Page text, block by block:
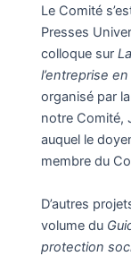
Le Comité
Presses
colloque sur
l’entreprise
organisé par
notre Comité,
auquel le
membre du
D’autres
volume du
protection